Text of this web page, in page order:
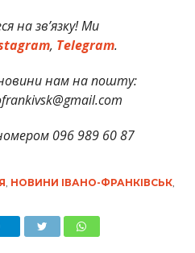
на зв’язку! Ми
, Telegram.
нам на пошту:
096 989 60 87
НОВИНИ ІВАНО-ФРАНКІВСЬК,